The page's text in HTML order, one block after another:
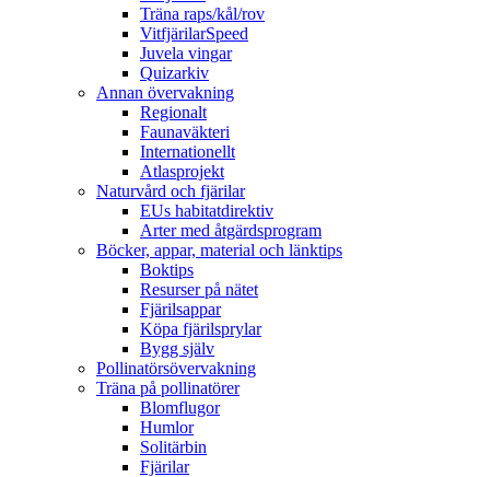
Träna raps/kål/rov
VitfjärilarSpeed
Juvela vingar
Quizarkiv
Annan övervakning
Regionalt
Faunaväkteri
Internationellt
Atlasprojekt
Naturvård och fjärilar
EUs habitatdirektiv
Arter med åtgärdsprogram
Böcker, appar, material och länktips
Boktips
Resurser på nätet
Fjärilsappar
Köpa fjärilsprylar
Bygg själv
Pollinatörsövervakning
Träna på pollinatörer
Blomflugor
Humlor
Solitärbin
Fjärilar